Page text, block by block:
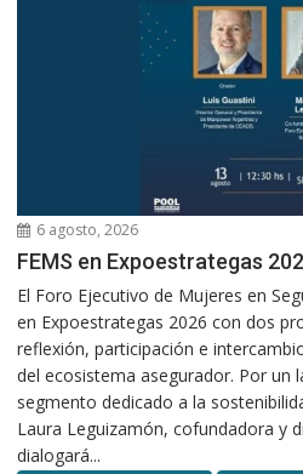
6 agosto, 2026
FEMS en Expoestrategas
El Foro Ejecutivo de Mujeres en
en Expoestrategas 2026 con dos
reflexión, participación e
del ecosistema asegurador. Por un
segmento dedicado a la
Laura Leguizamón, cofundadora y
dialogará...